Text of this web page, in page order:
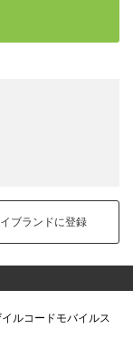
ブランドに登録
ルコードモバイルス